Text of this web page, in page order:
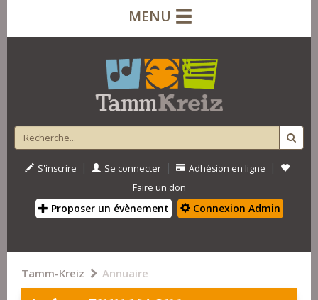
MENU
S'inscrire | Se connecter | Adhésion en ligne |
Faire un don
Proposer un évènement Connexion Admin
Tamm-Kreiz Annuaire